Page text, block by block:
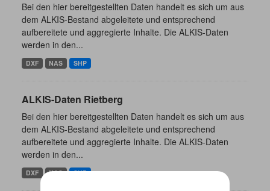
Bei den hier bereitgestellten Daten handelt es sich um aus
dem ALKIS-Bestand abgeleitete und entsprechend
aufbereitete und aggregierte Inhalte. Die ALKIS-Daten
werden in den...
DXF NAS SHP
ALKIS-Daten Rietberg
Bei den hier bereitgestellten Daten handelt es sich um aus
dem ALKIS-Bestand abgeleitete und entsprechend
aufbereitete und aggregierte Inhalte. Die ALKIS-Daten
werden in den...
DXF NAS SHP